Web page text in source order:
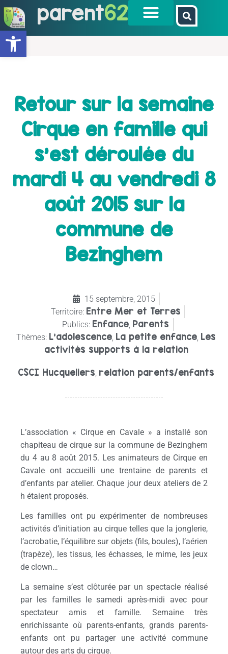
Ouvrir la barre d’outils
parent62
Retour sur la semaine
Cirque en famille qui
s’est déroulée du
mardi 4 au vendredi 8
août 2015 sur la
commune de
Bezinghem
15 septembre, 2015
Territoire: Entre Mer et Terres
Publics: Enfance Parents
Thèmes: L’adolescence La petite enfance Les
activités supports à la relation
CSCI Hucqueliers relation parents/enfants
L’association « Cirque en Cavale » a installé son
chapiteau de cirque sur la commune de Bezinghem
du 4 au 8 août 2015. Les animateurs de Cirque en
Cavale ont accueilli une trentaine de parents et
d’enfants par atelier. Chaque jour deux ateliers de 2
h étaient proposés.
Les familles ont pu expérimenter de nombreuses
activités d’initiation au cirque telles que la jonglerie,
l’acrobatie, l’équilibre sur objets (fils, boules), l’aérien
(trapèze), les tissus, les échasses, le mime, les jeux
de clown…
La semaine s’est clôturée par un spectacle réalisé
par les familles le samedi après-midi avec pour
spectateur amis et famille. Semaine très
enrichissante où parents-enfants, grands parents-
enfants ont pu partager une activité commune
autour des arts du cirque.